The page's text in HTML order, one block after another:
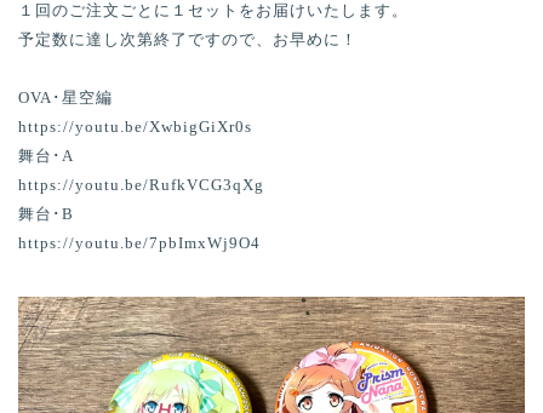
１回のご注文ごとに１セットをお届けいたします。
予定数に達し次第終了ですので、お早めに！
OVA･星空編
https://youtu.be/XwbigGiXr0s
舞台･A
https://youtu.be/RufkVCG3qXg
舞台･B
https://youtu.be/7pbImxWj9O4